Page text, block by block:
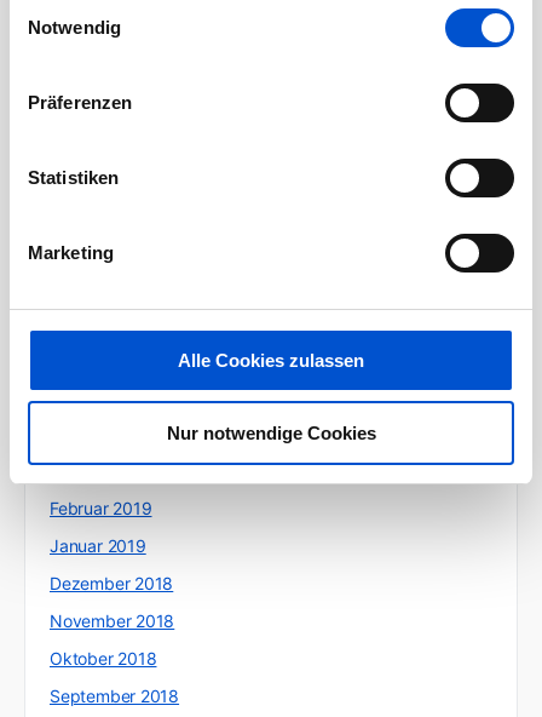
Notwendig
Präferenzen
Statistiken
Marketing
Alle Cookies zulassen
Nur notwendige Cookies
März 2020
Januar 2020
November 2019
September 2019
Mai 2019
März 2019
Februar 2019
Januar 2019
Dezember 2018
November 2018
Oktober 2018
September 2018